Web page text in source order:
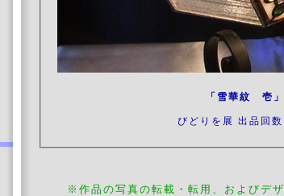
「雪華紋 壱
びどりを展 出品回
※作品の写真の転載・転用、およびデ